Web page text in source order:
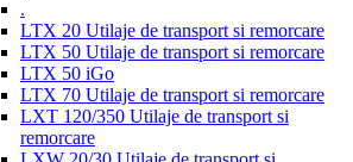
.
LTX 20 Utilaje de transport si remorcare
LTX 50 Utilaje de transport si remorcare
LTX 50 iGo
LTX 70 Utilaje de transport si remorcare
LXT 120/350 Utilaje de transport si
remorcare